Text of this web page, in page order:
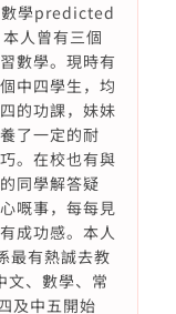
數學predicted
人曾有三個
數學。現時有
中四學生，均
的功課，妹妹
了一定的耐
。在校也有與
同學解答疑
嘅事，每每見
成功感。本人
最有熱誠去教
文、數學、常
及中五開始